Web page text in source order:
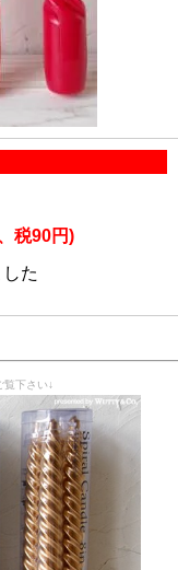
税90円)
た
覧下さい↓